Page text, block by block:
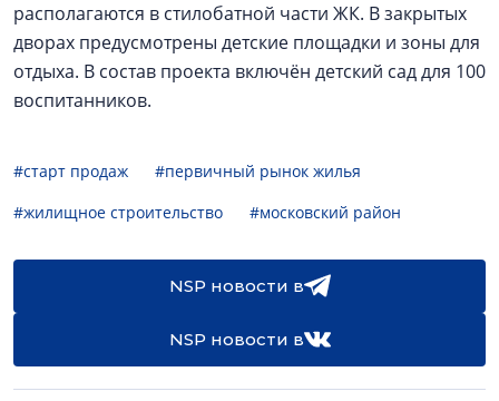
располагаются в стилобатной части ЖК. В закрытых
дворах предусмотрены детские площадки и зоны для
отдыха. В состав проекта включён детский сад для 100
воспитанников.
#старт продаж
#первичный рынок жилья
#жилищное строительство
#московский район
NSP новости в
NSP новости в